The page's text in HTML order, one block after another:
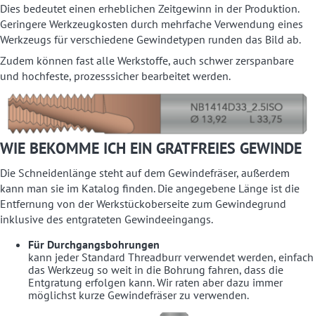
Dies bedeutet einen erheblichen Zeitgewinn in der Produktion.
Geringere Werkzeugkosten durch mehrfache Verwendung eines
Werkzeugs für verschiedene Gewindetypen runden das Bild ab.
Zudem können fast alle Werkstoffe, auch schwer zerspanbare
und hochfeste, prozesssicher bearbeitet werden.
WIE BEKOMME ICH EIN GRATFREIES GEWINDE
Die Schneidenlänge steht auf dem Gewindefräser, außerdem
kann man sie im Katalog finden. Die angegebene Länge ist die
Entfernung von der Werkstückoberseite zum Gewindegrund
inklusive des entgrateten Gewindeeingangs.
Für Durchgangsbohrungen
kann jeder Standard Threadburr verwendet werden, einfach
das Werkzeug so weit in die Bohrung fahren, dass die
Entgratung erfolgen kann. Wir raten aber dazu immer
möglichst kurze Gewindefräser zu verwenden.